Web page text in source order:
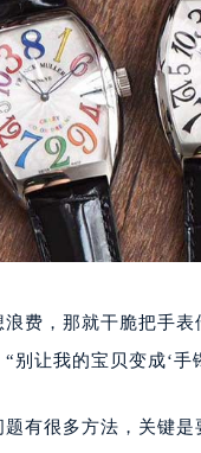
街88号华侨城长安国
路5号海口华润大厦B
道100号万达广场写
道1800号腾达中心东
特市玉泉区大学西街
区西津西路16号兰州
民权路28号英利国际
图区会战大街法穆兰
中央街法穆兰售后
费，那就干脆把手
别让我的宝贝变成‘手
有很多方法，关键